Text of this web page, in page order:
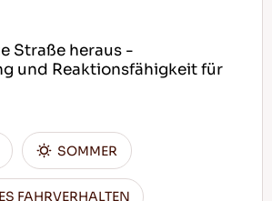
Straße heraus -
und Reaktionsfähigkeit für
SOMMER
FAHRVERHALTEN